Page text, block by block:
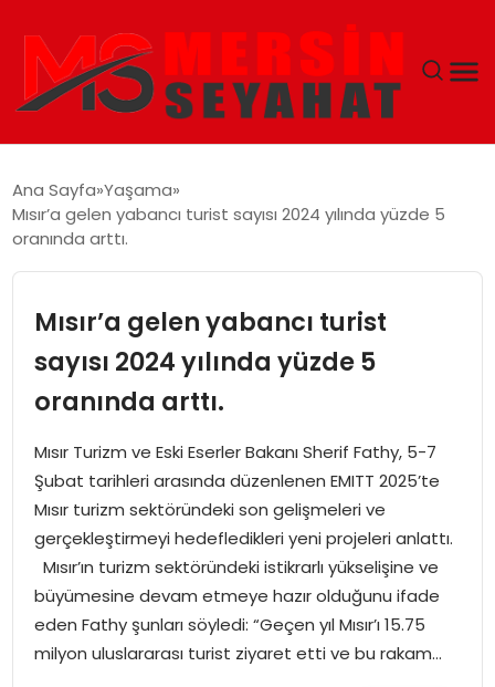
EKONOMI
GÜNCEL
Ana Sayfa Yaşama
Mısır’a gelen yabancı turist sayısı 2024 yılında yüzde 5
oranında arttı.
Mısır’a gelen yabancı turist
sayısı 2024 yılında yüzde 5
oranında arttı.
Mısır Turizm ve Eski Eserler Bakanı Sherif Fathy, 5-7
Şubat tarihleri arasında düzenlenen EMITT 2025’te
Mısır turizm sektöründeki son gelişmeleri ve
gerçekleştirmeyi hedefledikleri yeni projeleri anlattı.
Mısır’ın turizm sektöründeki istikrarlı yükselişine ve
büyümesine devam etmeye hazır olduğunu ifade
eden Fathy şunları söyledi: “Geçen yıl Mısır’ı 15.75
milyon uluslararası turist ziyaret etti ve bu rakam…